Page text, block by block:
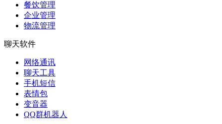
餐饮管理
企业管理
物流管理
聊天软件
网络通讯
聊天工具
手机短信
表情包
变音器
QQ群机器人